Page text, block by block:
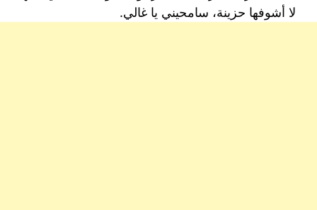
لا أشوفها حزينة، سامحيني يا غالي.